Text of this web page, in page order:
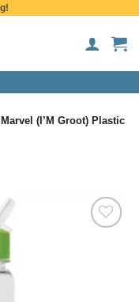
Marvel (I’M Groot) Plastic